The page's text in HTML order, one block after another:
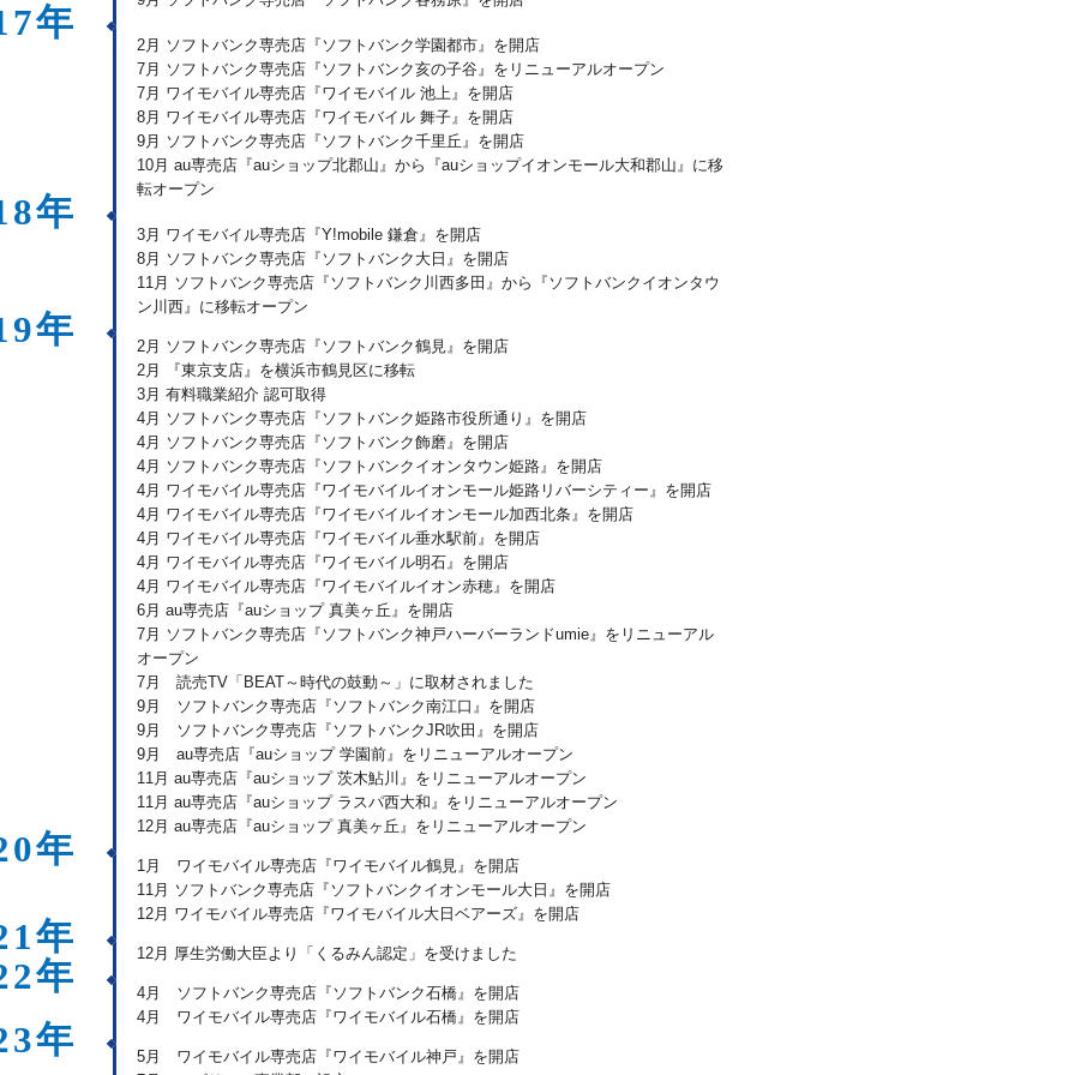
年
2月 ソフトバンク専売店『ソフトバンク学園都市』を開店
7月 ソフトバンク専売店『ソフトバンク亥の子谷』をリニューアルオープン
7月 ワイモバイル専売店『ワイモバイル 池上』を開店
8月 ワイモバイル専売店『ワイモバイル 舞子』を開店
9月 ソフトバンク専売店『ソフトバンク千里丘』を開店
10月 au専売店『auショップ北郡山』から『auショップイオンモール大和郡山』に移
転オープン
年
3月 ワイモバイル専売店『Y!mobile 鎌倉』を開店
8月 ソフトバンク専売店『ソフトバンク大日』を開店
11月 ソフトバンク専売店『ソフトバンク川西多田』から『ソフトバンクイオンタウ
ン川西』に移転オープン
年
2月 ソフトバンク専売店『ソフトバンク鶴見』を開店
2月 『東京支店』を横浜市鶴見区に移転
3月 有料職業紹介 認可取得
4月 ソフトバンク専売店『ソフトバンク姫路市役所通り』を開店
4月 ソフトバンク専売店『ソフトバンク飾磨』を開店
4月 ソフトバンク専売店『ソフトバンクイオンタウン姫路』を開店
4月 ワイモバイル専売店『ワイモバイルイオンモール姫路リバーシティー』を開店
4月 ワイモバイル専売店『ワイモバイルイオンモール加西北条』を開店
4月 ワイモバイル専売店『ワイモバイル垂水駅前』を開店
4月 ワイモバイル専売店『ワイモバイル明石』を開店
4月 ワイモバイル専売店『ワイモバイルイオン赤穂』を開店
6月 au専売店『auショップ 真美ヶ丘』を開店
7月 ソフトバンク専売店『ソフトバンク神戸ハーバーランドumie』をリニューアル
オープン
7月 読売TV「BEAT～時代の鼓動～」に取材されました
9月 ソフトバンク専売店『ソフトバンク南江口』を開店
9月 ソフトバンク専売店『ソフトバンクJR吹田』を開店
9月 au専売店『auショップ 学園前』をリニューアルオープン
11月 au専売店『auショップ 茨木鮎川』をリニューアルオープン
11月 au専売店『auショップ ラスパ西大和』をリニューアルオープン
12月 au専売店『auショップ 真美ヶ丘』をリニューアルオープン
年
1月 ワイモバイル専売店『ワイモバイル鶴見』を開店
11月 ソフトバンク専売店『ソフトバンクイオンモール大日』を開店
12月 ワイモバイル専売店『ワイモバイル大日ベアーズ』を開店
年 12月 厚生労働大臣より「くるみん認定」を受けました
年
4月 ソフトバンク専売店『ソフトバンク石橋』を開店
4月 ワイモバイル専売店『ワイモバイル石橋』を開店
年
5月 ワイモバイル専売店『ワイモバイル神戸』を開店